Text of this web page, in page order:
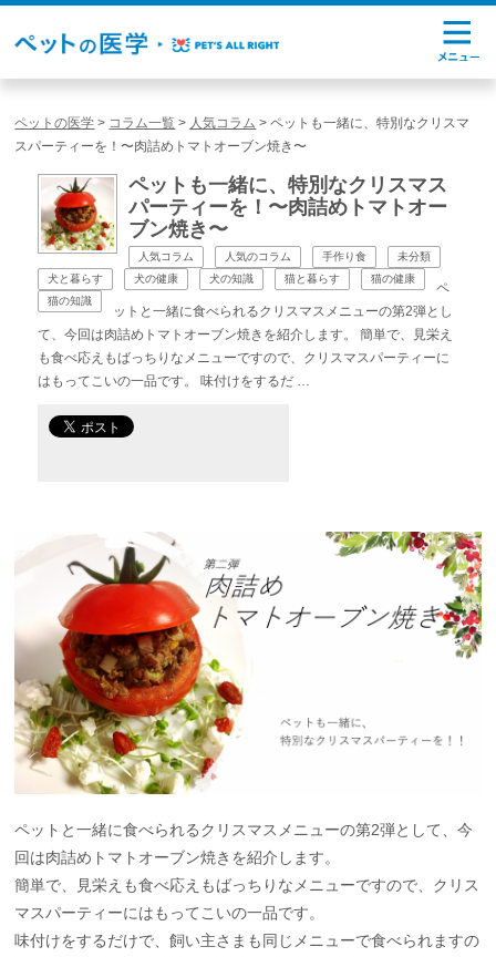
ペットの医学 > コラム一覧 > 人気コラム >ペットも一緒に、特別なクリスマ
スパーティーを！〜肉詰めトマトオーブン焼き〜
ペットも一緒に、特別なクリスマス
パーティーを！〜肉詰めトマトオー
ブン焼き〜
人気コラム 人気のコラム 手作り食
未分類
犬と暮らす
犬の健康 犬の知識 猫と暮らす
猫の健康
猫の知識
ペ
ットと一緒に食べられるクリスマスメニューの第2弾とし
て、今回は肉詰めトマトオーブン焼きを紹介します。 簡単で、見栄え
も食べ応えもばっちりなメニューですので、クリスマスパーティーに
はもってこいの一品です。 味付けをするだ …
ペットと一緒に食べられるクリスマスメニューの第2弾として、今
回は肉詰めトマトオーブン焼きを紹介します。
簡単で、見栄えも食べ応えもばっちりなメニューですので、クリス
マスパーティーにはもってこいの一品です。
味付けをするだけで、飼い主さまも同じメニューで食べられますの